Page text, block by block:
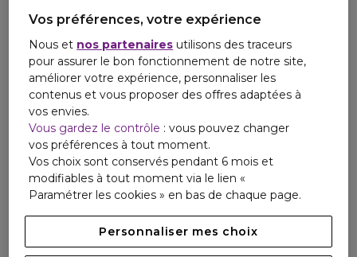
Vos préférences, votre expérience
Nous et nos partenaires utilisons des traceurs
pour assurer le bon fonctionnement de notre site,
améliorer votre expérience, personnaliser les
contenus et vous proposer des offres adaptées à
vos envies.
Vous gardez le contrôle : vous pouvez changer
vos préférences à tout moment.
Vos choix sont conservés pendant 6 mois et
modifiables à tout moment via le lien «
Paramétrer les cookies » en bas de chaque page.
Personnaliser mes choix